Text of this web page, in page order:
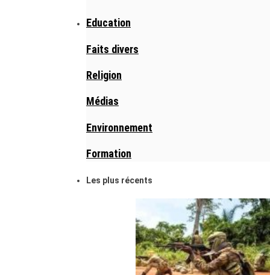
Education
Faits divers
Religion
Médias
Environnement
Formation
Les plus récents